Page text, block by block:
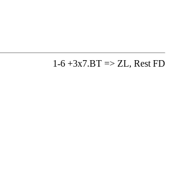
1-6 +3x7.BT => ZL, Rest FD